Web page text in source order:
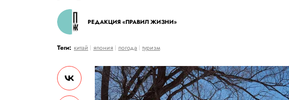
РЕДАКЦИЯ «ПРАВИЛ ЖИЗНИ»
Теги: китай япония погода туризм